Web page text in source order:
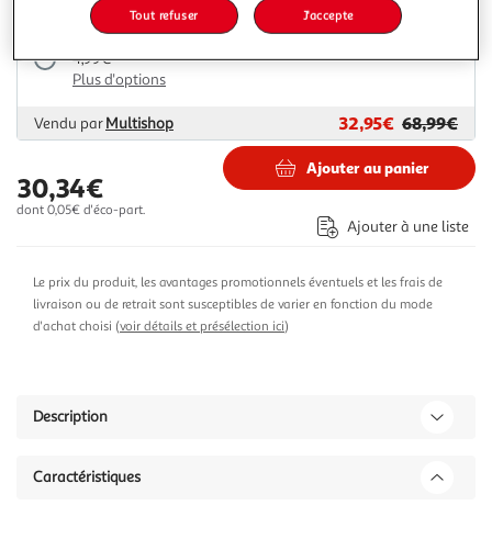
Livraison dès 5/6 jours
4,99€
Plus d'options
Vendu parMultishop 32,95€ 68,99€
30,34€
dont 0,05€ d'éco-part.
Ajouter au panier
Ajouter à une liste
Le prix du produit, les avantages promotionnels éventuels et les frais de
livraison ou de retrait sont susceptibles de varier en fonction du mode
d'achat choisi (voir détails et présélection ici)
Description
Caractéristiques
Tout refuser J'accepte